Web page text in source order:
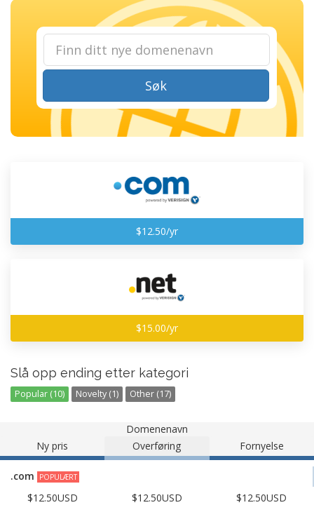
Søk
$12.50/yr
$15.00/yr
Slå opp ending etter kategori
Popular (10) Novelty (1) Other (17)
Domenenavn
Ny pris
Overføring Fornyelse
.com POPULÆRT
$12.50USD $12.50USD $12.50USD